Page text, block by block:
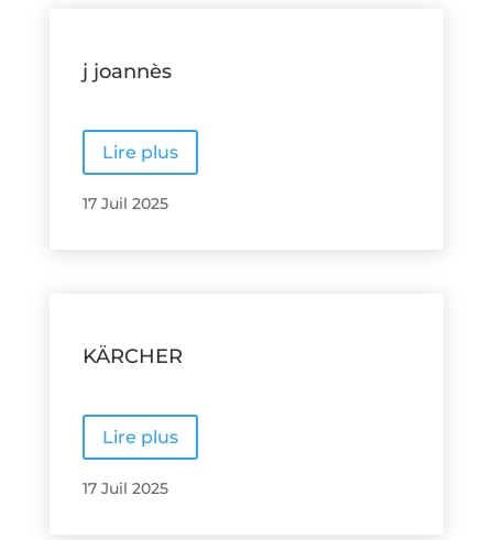
j joannès
Lire plus
17 Juil 2025
KÄRCHER
Lire plus
17 Juil 2025